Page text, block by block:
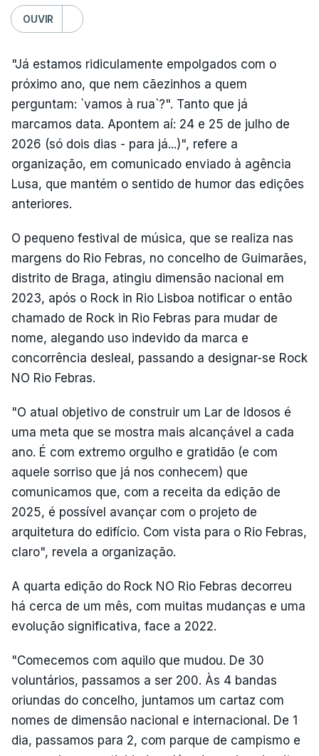
OUVIR
"Já estamos ridiculamente empolgados com o
próximo ano, que nem cãezinhos a quem
perguntam: `vamos à rua`?". Tanto que já
marcamos data. Apontem aí: 24 e 25 de julho de
2026 (só dois dias - para já...)", refere a
organização, em comunicado enviado à agência
Lusa, que mantém o sentido de humor das edições
anteriores.
O pequeno festival de música, que se realiza nas
margens do Rio Febras, no concelho de Guimarães,
distrito de Braga, atingiu dimensão nacional em
2023, após o Rock in Rio Lisboa notificar o então
chamado de Rock in Rio Febras para mudar de
nome, alegando uso indevido da marca e
concorrência desleal, passando a designar-se Rock
NO Rio Febras.
"O atual objetivo de construir um Lar de Idosos é
uma meta que se mostra mais alcançável a cada
ano. É com extremo orgulho e gratidão (e com
aquele sorriso que já nos conhecem) que
comunicamos que, com a receita da edição de
2025, é possível avançar com o projeto de
arquitetura do edifício. Com vista para o Rio Febras,
claro", revela a organização.
A quarta edição do Rock NO Rio Febras decorreu
há cerca de um mês, com muitas mudanças e uma
evolução significativa, face a 2022.
"Comecemos com aquilo que mudou. De 30
voluntários, passamos a ser 200. Às 4 bandas
oriundas do concelho, juntamos um cartaz com
nomes de dimensão nacional e internacional. De 1
dia, passamos para 2, com parque de campismo e